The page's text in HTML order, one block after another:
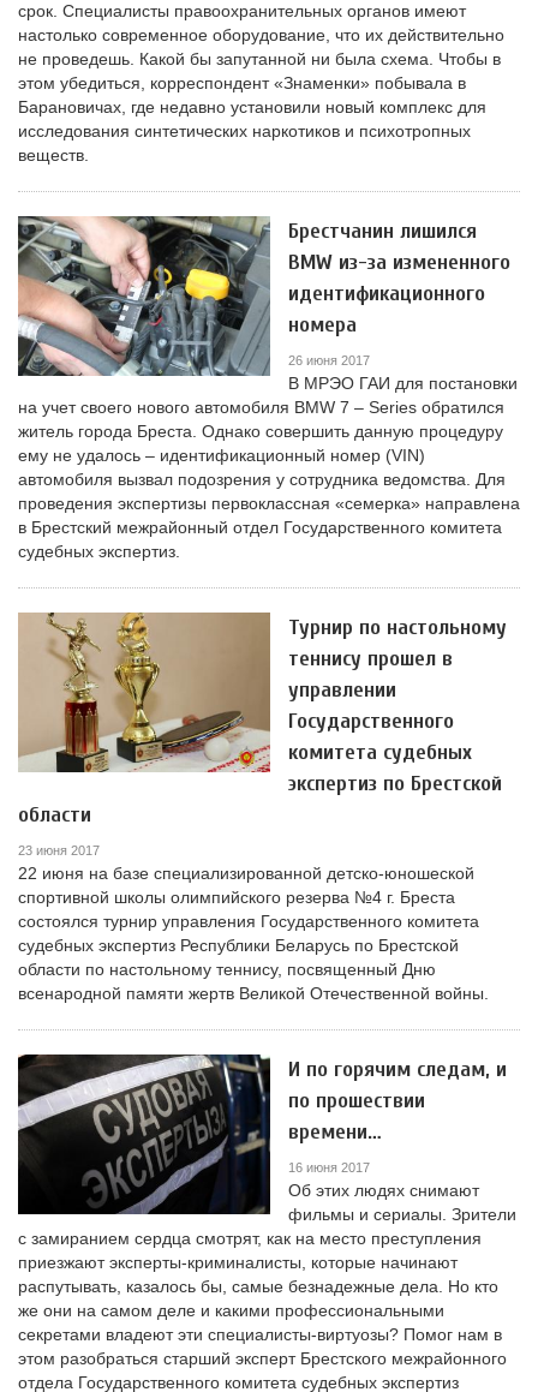
срок. Специалисты правоохранительных органов имеют
настолько современное оборудование, что их действительно
не проведешь. Какой бы запутанной ни была схема. Чтобы в
этом убедиться, корреспондент «Знаменки» побывала в
Барановичах, где недавно установили новый комплекс для
исследования синтетических наркотиков и психотропных
веществ.
Брестчанин лишился
BMW из-за измененного
идентификационного
номера
26 июня 2017
В МРЭО ГАИ для постановки
на учет своего нового автомобиля BMW 7 – Series обратился
житель города Бреста. Однако совершить данную процедуру
ему не удалось – идентификационный номер (VIN)
автомобиля вызвал подозрения у сотрудника ведомства. Для
проведения экспертизы первоклассная «семерка» направлена
в Брестский межрайонный отдел Государственного комитета
судебных экспертиз.
Турнир по настольному
теннису прошел в
управлении
Государственного
комитета судебных
экспертиз по Брестской
области
23 июня 2017
22 июня на базе специализированной детско-юношеской
спортивной школы олимпийского резерва №4 г. Бреста
состоялся турнир управления Государственного комитета
судебных экспертиз Республики Беларусь по Брестской
области по настольному теннису, посвященный Дню
всенародной памяти жертв Великой Отечественной войны.
И по горячим следам, и
по прошествии
времени…
16 июня 2017
Об этих людях снимают
фильмы и сериалы. Зрители
с замиранием сердца смотрят, как на место преступления
приезжают эксперты-криминалисты, которые начинают
распутывать, казалось бы, самые безнадежные дела. Но кто
же они на самом деле и какими профессиональными
секретами владеют эти специалисты-виртуозы? Помог нам в
этом разобраться старший эксперт Брестского межрайонного
отдела Государственного комитета судебных экспертиз